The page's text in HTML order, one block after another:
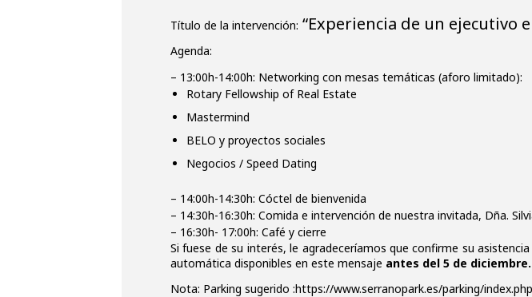
Título de la intervención: “Experiencia de un ejecutivo
Agenda:
– 13:00h-14:00h: Networking con mesas temáticas (aforo limitado):
Rotary Fellowship of Real Estate
Mastermind
BELO y proyectos sociales
Negocios / Speed Dating
– 14:00h-14:30h: Cóctel de bienvenida
– 14:30h-16:30h: Comida e intervención de nuestra invitada, Dña.
– 16:30h- 17:00h: Café y cierre
Si fuese de su interés, le agradeceríamos que confirme su
automática disponibles en este mensaje antes del 5 de diciembre.
Nota: Parking sugerido :https://www.serranopark.es/parking/